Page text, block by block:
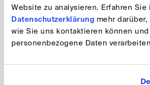
Website zu analysieren. Erfahren Sie
Datenschutzerklärung mehr
wie Sie uns kontaktieren können und
personenbezogene Daten
Schiedsgerichtliche Erfahrung
Als Schiedsrichter: als Vorsitzender: 18
Beisitzer: 38 Verfahren; als